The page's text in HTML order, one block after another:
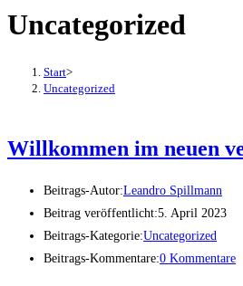
Uncategorized
Start>
Uncategorized
Willkommen im neuen
Beitrags-Autor:Leandro Spillmann
Beitrag veröffentlicht:5. April 2023
Beitrags-Kategorie:Uncategorized
Beitrags-Kommentare:0 Kommentare